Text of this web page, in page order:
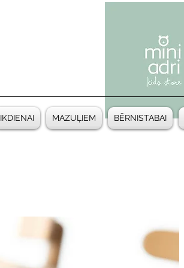
IKDIENAI MAZUĻIEM BĒRNISTABAI